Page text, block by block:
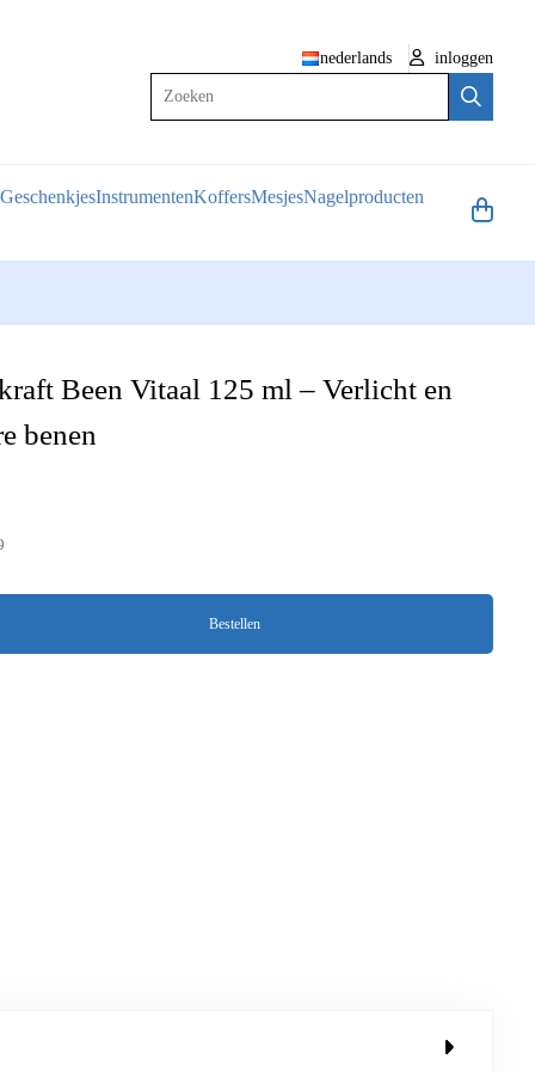
nederlands
inloggen
GeschenkjesInstrumentenKoffersMesjesNagelproducten
Been Vitaal 125 ml – Verlicht en
benen
Bestellen